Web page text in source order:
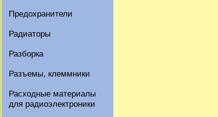
Предохранители
Радиаторы
Разборка
Разъемы, клеммники
Расходные материалы
для радиоэлектроники